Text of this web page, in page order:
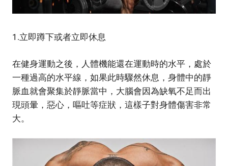
1.立即蹲下或者立即休息
在健身運動之後，人體機能還在運動時的水平，處於
一種過高的水平線，如果此時驟然休息，身體中的靜
脈血就會聚集於靜脈當中，大腦會因為缺氧不足而出
現頭暈，惡心，嘔吐等症狀，這樣子對身體傷害非常
大。